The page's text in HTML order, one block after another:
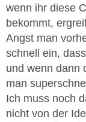
wenn ihr diese
bekommt,
Angst man
schnell ein,
und wenn dann
man
Ich muss noch
nicht von der